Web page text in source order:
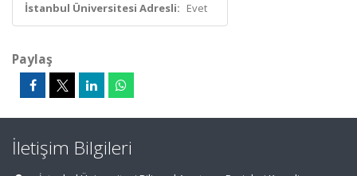
İstanbul Üniversitesi Adresli: Evet
Paylaş
İletişim Bilgileri